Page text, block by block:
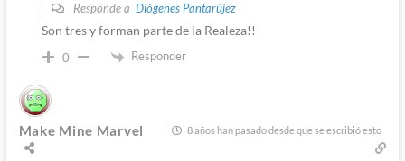
Responde a Diógenes Pantarújez
Son tres y forman parte de la Realeza!!
0 Responder
Make Mine Marvel 8 años han pasado desde que se escribió esto